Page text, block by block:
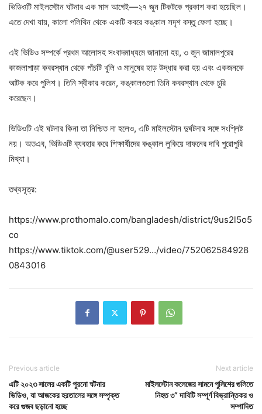
ভিডিওটি মাইলস্টোন ঘটনার এক মাস আগেই—২৭ জুন টিকটকে প্রকাশ করা হয়েছিল।
এতে দেখা যায়, কালো পলিথিন থেকে একটি কবরে কঙ্কাল সদৃশ বস্তু ফেলা হচ্ছে।
এই ভিডিও সম্পর্কে প্রথম আলোসহ সংবাদমাধ্যমে জানানো হয়, ৩ জুন জামালপুরের
কাজলাপাড়া কবরস্থান থেকে পাঁচটি খুলি ও মানুষের হাড় উদ্ধার করা হয় এবং একজনকে
আটক করে পুলিশ। তিনি স্বীকার করেন, কঙ্কালগুলো তিনি কবরস্থান থেকে চুরি
করেছেন।
ভিডিওটি এই ঘটনার কিনা তা নিশ্চিত না হলেও, এটি মাইলস্টোন দুর্ঘটনার সঙ্গে সংশ্লিষ্ট
নয়। অতএব, ভিডিওটি ব্যবহার করে শিক্ষার্থীদের কঙ্কাল লুকিয়ে দাফনের দাবি পুরোপুরি
মিথ্যা।
তথ্যসূত্র:
https://www.prothomalo.com/bangladesh/district/9us2l5o5
co
https://www.tiktok.com/@user529…/video/752062584928
0843016
Previous article
এটি ২০২৩ সালের একটি পুরনো ঘটনার
ভিডিও, যা আজকের হরতালের সঙ্গে সম্পৃক্ত
করে গুজব ছড়ানো হচ্ছে
Next article
মাইলস্টোন কলেজের সামনে পুলিশের গুলিতে
নিহত ৩” দাবিটি সম্পূর্ণ বিভ্রান্তিকর ও
সম্পাদিত